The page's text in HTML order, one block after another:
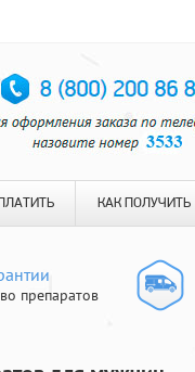
КАК ПОЛУЧИТЬ
препаратов